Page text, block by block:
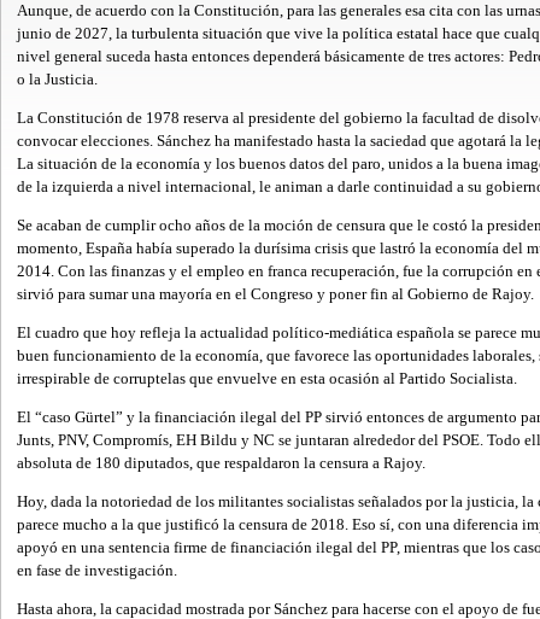
Aunque, de acuerdo con la Constitución, para las generales esa cita con las
junio de 2027, la turbulenta situación que vive la política estatal hace que
nivel general suceda hasta entonces dependerá básicamente de tres actores:
o la Justicia.
La Constitución de 1978 reserva al presidente del gobierno la facultad de
convocar elecciones. Sánchez ha manifestado hasta la saciedad que agotará la
La situación de la economía y los buenos datos del paro, unidos a la buena
de la izquierda a nivel internacional, le animan a darle continuidad a su
Se acaban de cumplir ocho años de la moción de censura que le costó la
momento, España había superado la durísima crisis que lastró la economía del
2014. Con las finanzas y el empleo en franca recuperación, fue la corrupción
sirvió para sumar una mayoría en el Congreso y poner fin al Gobierno de Rajoy.
El cuadro que hoy refleja la actualidad político-mediática española se parece
buen funcionamiento de la economía, que favorece las oportunidades
irrespirable de corruptelas que envuelve en esta ocasión al Partido Socialista.
El “caso Gürtel” y la financiación ilegal del PP sirvió entonces de argumento
Junts, PNV, Compromís, EH Bildu y NC se juntaran alrededor del PSOE. Todo
absoluta de 180 diputados, que respaldaron la censura a Rajoy.
Hoy, dada la notoriedad de los militantes socialistas señalados por la justicia,
parece mucho a la que justificó la censura de 2018. Eso sí, con una diferencia
apoyó en una sentencia firme de financiación ilegal del PP, mientras que los
en fase de investigación.
Hasta ahora, la capacidad mostrada por Sánchez para hacerse con el apoyo de